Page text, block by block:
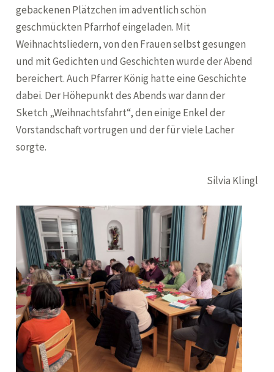
gebackenen Plätzchen im adventlich schön
geschmückten Pfarrhof eingeladen. Mit
Weihnachtsliedern, von den Frauen selbst gesungen
und mit Gedichten und Geschichten wurde der Abend
bereichert. Auch Pfarrer König hatte eine Geschichte
dabei. Der Höhepunkt des Abends war dann der
Sketch „Weihnachtsfahrt“, den einige Enkel der
Vorstandschaft vortrugen und der für viele Lacher
sorgte.
Silvia Klingl